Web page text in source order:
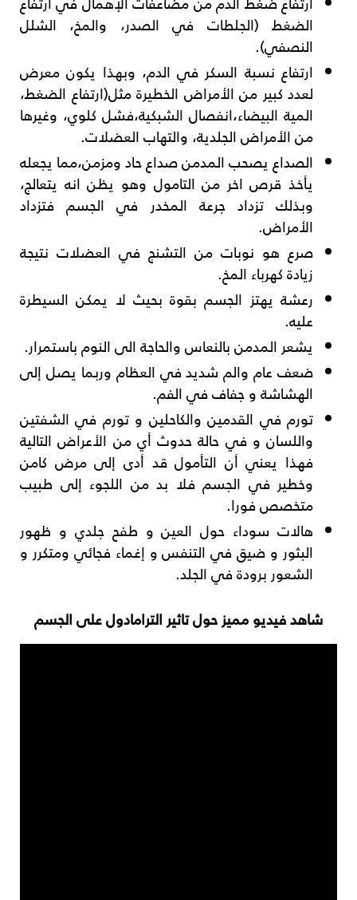
الضغط (الجلطات في الصدر، والمخ، الشلل
النصفي).
ارتفاع نسبة السكر في الدم، وبهذا يكون معرض
لعدد كبير من الأمراض الخطيرة مثل(ارتفاع الضغط،
المية البيضاء،انفصال الشبكية،فشل كلوي، وغيرها
من الأمراض الجلدية، والتهاب العضلات.
الصداع يصحب المدمن صداع حاد ومزمن،مما يجعله
يأخذ قرص اخر من التامول وهو يظن انه يتعالج،
وبذلك تزداد جرعة المخدر في الجسم فتزداد
الأمراض.
صرع هو نوبات من التشنج في العضلات نتيجة
زيادة كهرباء المخ.
رعشة يهتز الجسم بقوة بحيث لا يمكن السيطرة
عليه.
يشعر المدمن بالنعاس والحاجة الى النوم باستمرار.
ضعف عام والم شديد في العظام وربما يصل إلى
الهشاشة و جفاف في الفم.
تورم في القدمين والكاحلين و تورم في الشفتين
واللسان و في حالة حدوث أي من الأعراض التالية
فهذا يعني أن التأمول قد أدى إلى مرض كامن
وخطير في الجسم فلا بد من اللجوء إلى طبيب
متخصص فورا.
هالات سوداء حول العين و طفح جلدي و ظهور
البثور و ضيق في التنفس و إغماء فجائي ومتكرر و
الشعور برودة في الجلد.
شاهد فيديو مميز حول تاثير الترامادول على الجسم